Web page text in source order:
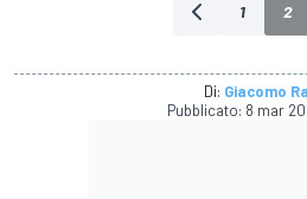
1 2
Di: Giacomo
Pubblicato: 8 mar